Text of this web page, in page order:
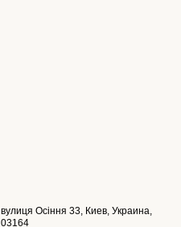
вулиця Осіння 33, Киев, Украина,
03164